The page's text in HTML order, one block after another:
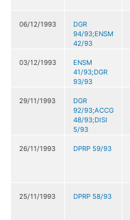
06/12/1993
DGR
94/93;ENSM
42/93
03/12/1993
ENSM
41/93;DGR
93/93
29/11/1993
DGR
92/93;ACCG
48/93;DISI
5/93
26/11/1993 DPRP 59/93
25/11/1993 DPRP 58/93